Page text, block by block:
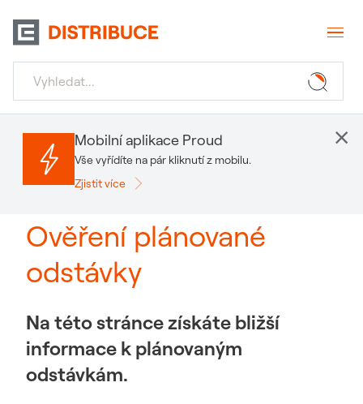
Ověření plánované
odstávky
Na této stránce získáte bližší
informace k plánovaným
odstávkám.
Mobilní aplikace Proud
Vše vyřídíte na pár kliknutí z mobilu.
Zjistit více
×